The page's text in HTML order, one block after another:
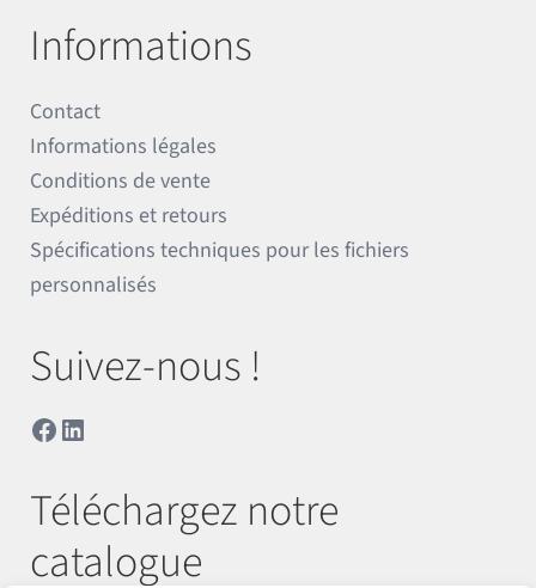
Informations
Contact
Informations légales
Conditions de vente
Expéditions et retours
Spécifications techniques pour les fichiers
personnalisés
Suivez-nous !
Facebook
LinkedIn
Téléchargez notre
catalogue